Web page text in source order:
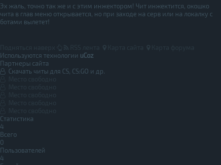
Эх жаль, точно так же и с этим инжектором! Чит инжектится, окошко
чита в глав меню открывается, но при заходе на серв или на локалку с
ботами вылетет!
Используются технологии uCoz
Партнеры сайта
Скачать читы для CS, CS:GO и др.
Статистика
4
Всего
0
Пользователей
4